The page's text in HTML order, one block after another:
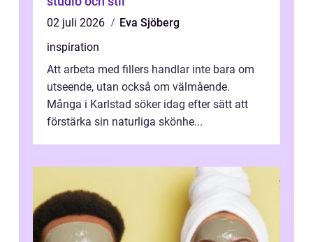
02 juli 2026
Eva Sjöberg
inspiration
Att arbeta med fillers handlar inte bara om
utseende, utan också om välmående.
Många i Karlstad söker idag efter sätt att
förstärka sin naturliga skönhe...